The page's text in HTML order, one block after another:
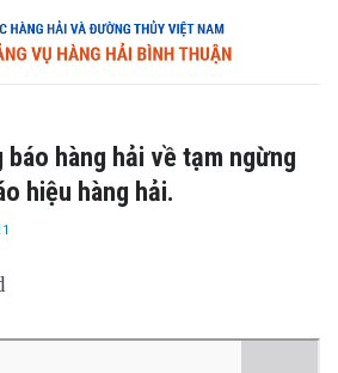
báo hàng hải về tạm ngừng
hiệu hàng hải.